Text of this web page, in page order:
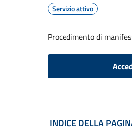
Servizio attivo
Procedimento di
INDICE DELLA